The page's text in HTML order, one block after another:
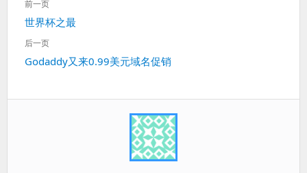
章
导
航
前一页
上
一
篇：
世界杯之最
后一页
下
Godaddy又来0.99美元域名促销